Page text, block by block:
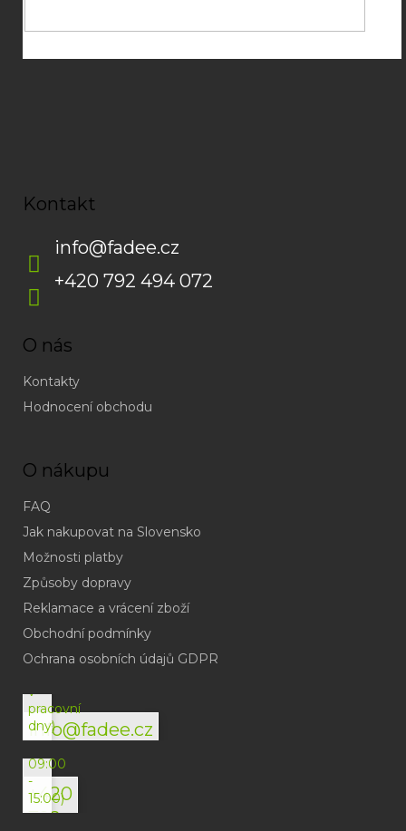
Kontakt
info@fadee.cz
+420 792 494 072
O nás
Kontakty
Hodnocení obchodu
O nákupu
FAQ
Jak nakupovat na Slovensko
Možnosti platby
Způsoby dopravy
Reklamace a vrácení zboží
Obchodní podmínky
Ochrana osobních údajů GDPR
info@fadee.cz
(odpověď
do
v
pracovní
dny)
+420
792
(Po-
09:00
-
15:00)